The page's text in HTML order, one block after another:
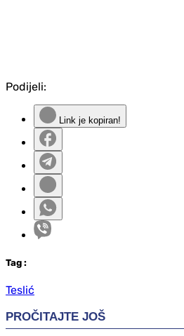
Podijeli:
Link je kopiran!
Tag :
Teslić